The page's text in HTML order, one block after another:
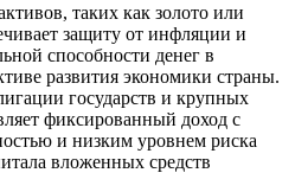
таких как золото или
защиту от инфляции и
способности денег в
развития экономики страны.
государств и крупных
фиксированный доход с
и низким уровнем риска
вложенных средств